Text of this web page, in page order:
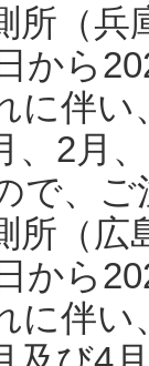
所（
から
に伴い
、2月
で、
所（
から
に伴い